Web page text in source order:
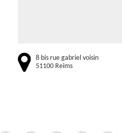
8 bis rue gabriel voisin
51100 Reims